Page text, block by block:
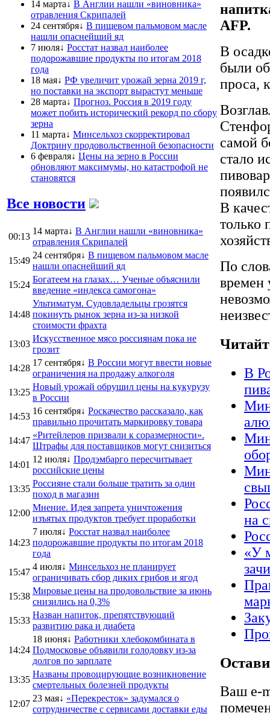
14 марта↓ В Англии нашли «виновника»
отравления Скрипалей
24 сентября↓ В пищевом пальмовом масле
нашли опаснейший яд
7 июля↓ Росстат назвал наиболее
подорожавшие продукты по итогам 2018
года
18 мая↓ РФ увеличит урожай зерна 2019 г,
но поставки на экспорт вырастут меньше
28 марта↓ Прогноз. Россия в 2019 году
может побить исторический рекорд по сбору
зерна
11 марта↓ Минсельхоз скорректировал
Доктрину продовольственной безопасности
6 февраля↓ Цены на зерно в России
обновляют максимумы, но катастрофой не
становятся
Все новости
00:13
14 марта↓ В Англии нашли «виновника»
отравления Скрипалей
15:49
24 сентября↓ В пищевом пальмовом масле
нашли опаснейший яд
15:24
Богатеем на глазах… Ученые объяснили
введение «индекса самогона»
14:48
Ультиматум. Судовладельцы грозятся
покинуть рынок зерна из-за низкой
стоимости фрахта
13:03
Искусственное мясо россиянам пока не
грозит
14:28
17 сентября↓ В России могут ввести новые
ограничения на продажу алкоголя
13:25
Новый урожай обрушил цены на кукурузу
в России
14:53
16 сентября↓ Роскачество рассказало, как
правильно прочитать маркировку товара
14:47
«Ритейлеров призвали к соразмерности».
Штрафы для поставщиков могут снизиться
14:01
12 июля↓ Продэмбарго пересчитывает
российские цены
13:35
Россияне стали больше тратить за один
поход в магазин
12:00
Мнение. Идея запрета уничтожения
изъятых продуктов требует проработки
14:23
7 июля↓ Росстат назвал наиболее
подорожавшие продукты по итогам 2018
года
15:47
4 июля↓ Минсельхоз не планирует
ограничивать сбор диких грибов и ягод
15:38
Мировые цены на продовольствие за июнь
снизились на 0,3%
15:33
Назван напиток, препятствующий
развитию рака и диабета
14:24
18 июня↓ Работники хлебокомбината в
Подмосковье объявили голодовку из-за
долгов по зарплате
13:35
Названы провоцирующие возникновение
смертельных болезней продукты
12:07
23 мая↓ «Перекресток» задумался о
сотрудничестве с сервисами доставки еды
AFP.
В
были
проса,
самой
стало
В
только
По
времен
В
на
«У
Ваш e-